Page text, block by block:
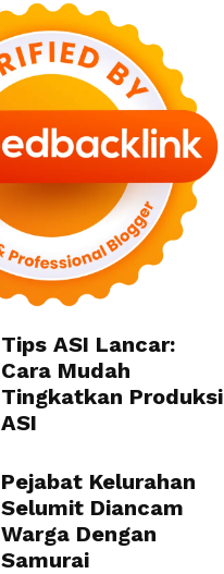
Tips ASI Lancar:
Cara Mudah
Tingkatkan Produksi
ASI
Pejabat Kelurahan
Selumit Diancam
Warga Dengan
Samurai